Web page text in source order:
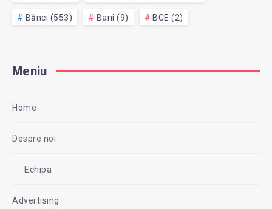
Bănci (553) Bani (9) BCE (2)
Meniu
Home
Despre noi
Echipa
Advertising